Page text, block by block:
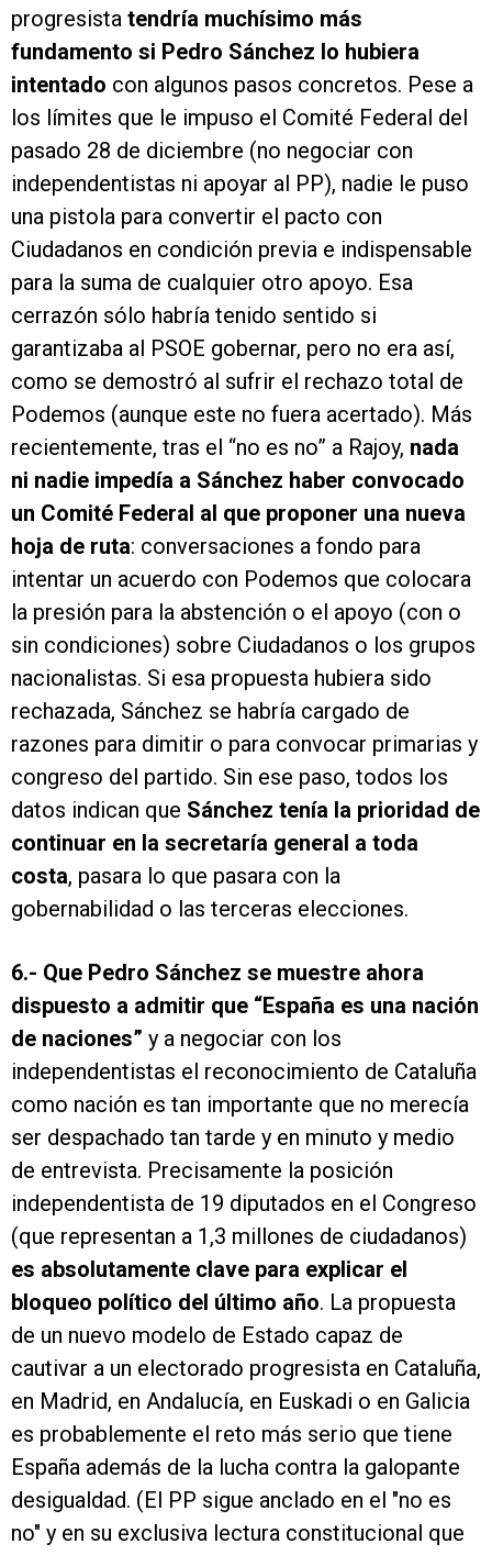
progresista tendría muchísimo más
fundamento si Pedro Sánchez lo hubiera
intentado con algunos pasos concretos. Pese a
los límites que le impuso el Comité Federal del
pasado 28 de diciembre (no negociar con
independentistas ni apoyar al PP), nadie le puso
una pistola para convertir el pacto con
Ciudadanos en condición previa e indispensable
para la suma de cualquier otro apoyo. Esa
cerrazón sólo habría tenido sentido si
garantizaba al PSOE gobernar, pero no era así,
como se demostró al sufrir el rechazo total de
Podemos (aunque este no fuera acertado). Más
recientemente, tras el “no es no” a Rajoy, nada
ni nadie impedía a Sánchez haber convocado
un Comité Federal al que proponer una nueva
hoja de ruta: conversaciones a fondo para
intentar un acuerdo con Podemos que colocara
la presión para la abstención o el apoyo (con o
sin condiciones) sobre Ciudadanos o los grupos
nacionalistas. Si esa propuesta hubiera sido
rechazada, Sánchez se habría cargado de
razones para dimitir o para convocar primarias y
congreso del partido. Sin ese paso, todos los
datos indican que Sánchez tenía la prioridad de
continuar en la secretaría general a toda
costa, pasara lo que pasara con la
gobernabilidad o las terceras elecciones.
6.- Que Pedro Sánchez se muestre ahora
dispuesto a admitir que “España es una nación
de naciones” y a negociar con los
independentistas el reconocimiento de Cataluña
como nación es tan importante que no merecía
ser despachado tan tarde y en minuto y medio
de entrevista. Precisamente la posición
independentista de 19 diputados en el Congreso
(que representan a 1,3 millones de ciudadanos)
es absolutamente clave para explicar el
bloqueo político del último año. La propuesta
de un nuevo modelo de Estado capaz de
cautivar a un electorado progresista en Cataluña,
en Madrid, en Andalucía, en Euskadi o en Galicia
es probablemente el reto más serio que tiene
España además de la lucha contra la galopante
desigualdad. (El PP sigue anclado en el "no es
no" y en su exclusiva lectura constitucional que